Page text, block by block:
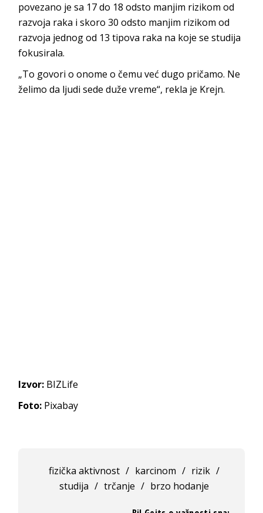
povezano je sa 17 do 18 odsto manjim rizikom od
razvoja raka i skoro 30 odsto manjim rizikom od
razvoja jednog od 13 tipova raka na koje se studija
fokusirala.
„To govori o onome o čemu već dugo pričamo. Ne
želimo da ljudi sede duže vreme“, rekla je Krejn.
Izvor: BIZLife
Foto: Pixabay
fizička aktivnost / karcinom / rizik /
studija / trčanje / brzo hodanje